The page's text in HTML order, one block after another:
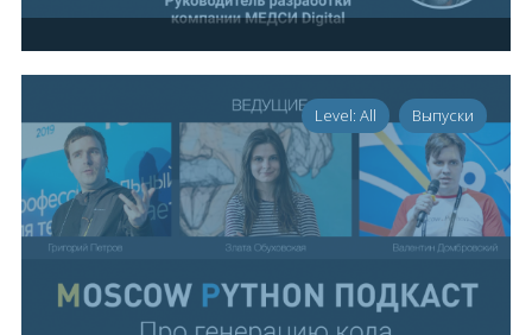
Level: All Выпуски